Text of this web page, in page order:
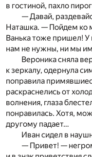
в гостиной, пахло
— Давай,
Наташка. — Пойдем ко
Ванька тоже пришел! У
нам не нужны, ни мы
Вероника сняла
к зеркалу, одернула
поправила
раскраснелись от
волнения, глаза
понравилась. Хотя,
другому падает…
Иван сидел в
— Привет! —